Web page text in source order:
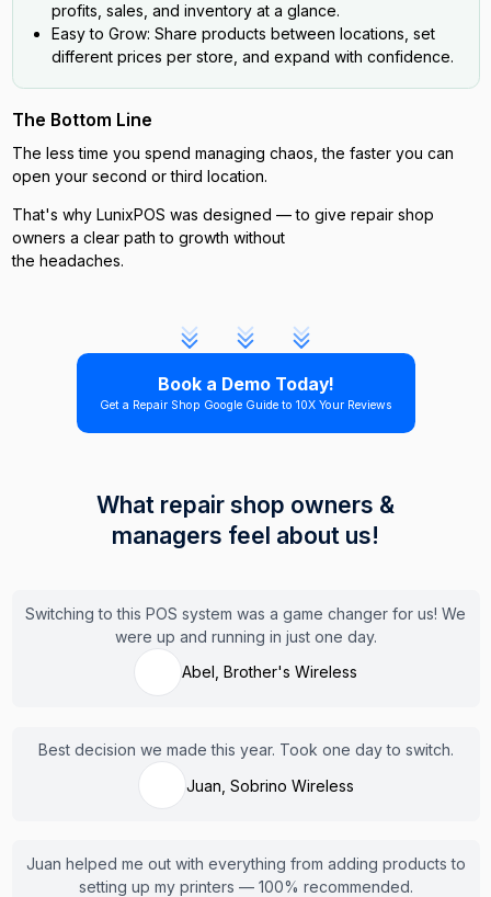
profits, sales, and inventory at a glance.
Easy to Grow: Share products between locations, set
different prices per store, and expand with confidence.
The Bottom Line
The less time you spend managing chaos, the faster you can
open your second or third location.
That's why LunixPOS was designed — to give repair shop
owners a clear path to growth without
the headaches.
Book a Demo Today!
Get a Repair Shop Google Guide to 10X Your Reviews
What repair shop owners &
managers feel about us!
Switching to this POS system was a game changer for us! We
were up and running in just one day.
Abel, Brother's Wireless
Best decision we made this year. Took one day to switch.
Juan, Sobrino Wireless
Juan helped me out with everything from adding products to
setting up my printers — 100% recommended.